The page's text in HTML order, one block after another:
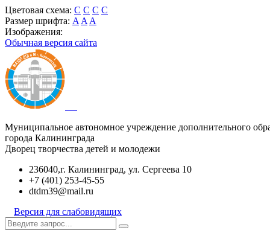
Цветовая схема: C C C C
Размер шрифта: A A A
Изображения:
Обычная версия сайта
Муниципальное автономное учреждение дополнительного
города Калининграда
Дворец творчества детей и молодежи
236040,г. Калининград, ул. Сергеева 10
+7 (401) 253-45-55
dtdm39@mail.ru
Версия для слабовидящих